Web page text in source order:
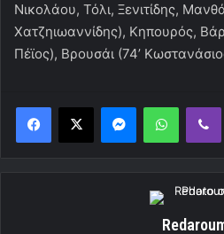
Νικολάου, Τόλι, Ξενιτίδης,
Χατζηιωαννίδης), Κηπουρός,
Πέϊος), Βρουσάι (74’
Messenger